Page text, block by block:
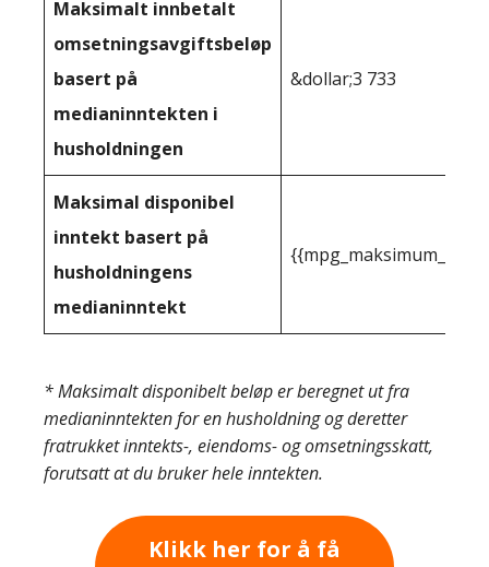
Maksimalt innbetalt
omsetningsavgiftsbeløp
basert på
medianinntekten i
husholdningen
&dollar;3 733
Maksimal disponibel
inntekt basert på
husholdningens
medianinntekt
* Maksimalt disponibelt beløp er beregnet ut fra
medianinntekten for en husholdning og deretter
fratrukket inntekts-, eiendoms- og omsetningsskatt,
forutsatt at du bruker hele inntekten.
Klikk her for å få